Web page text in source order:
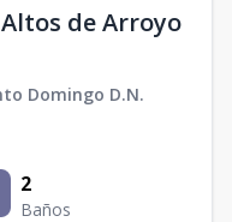
de Arroyo
Domingo D.N.
2
Baños